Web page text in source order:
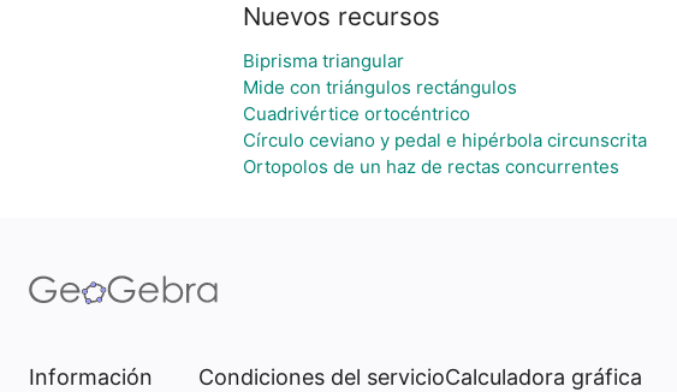
Nuevos recursos
Biprisma triangular
Mide con triángulos rectángulos
Cuadrivértice ortocéntrico
Círculo ceviano y pedal e hipérbola circunscrita
Ortopolos de un haz de rectas concurrentes
Información Condiciones del servicioCalculadora gráfica